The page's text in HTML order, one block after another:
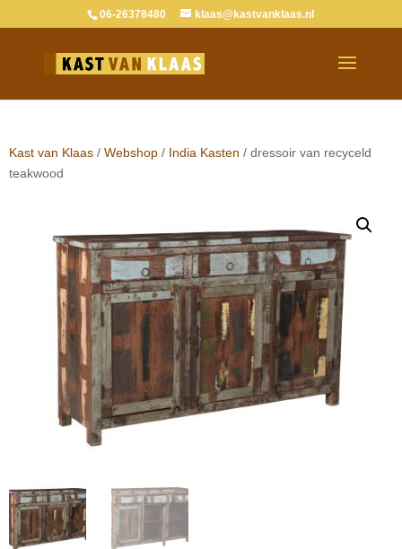
06-26378480 klaas@kastvanklaas.nl
Kast van Klaas / Webshop / India Kasten / dressoir van recyceld
teakwood